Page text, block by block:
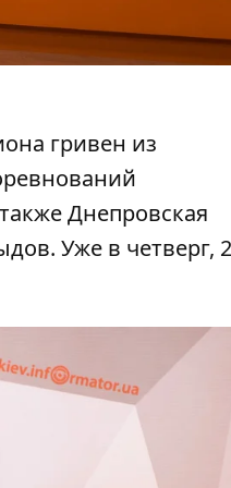
гривен из
Днепровская
Уже в четверг,